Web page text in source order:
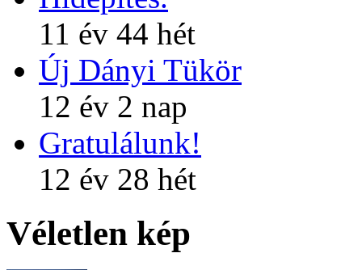
11 év 44 hét
Új Dányi Tükör
12 év 2 nap
Gratulálunk!
12 év 28 hét
Véletlen kép